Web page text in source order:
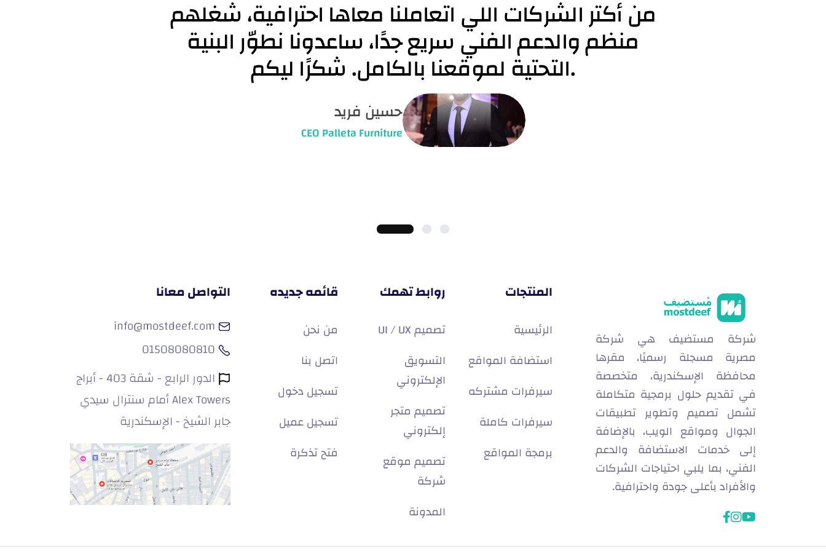
محمد سعيد شريف
شركة مستضيف هي شركة
مصرية مسجلة رسميًا، مقرها
محافظة الإسكندرية، متخصصة
في تقديم حلول برمجية متكاملة
تشمل تصميم وتطوير تطبيقات
الجوال ومواقع الويب، بالإضافة
إلى خدمات الاستضافة والدعم
الفني، بما يلبي احتياجات الشركات
والأفراد بأعلى جودة واحترافية.
instagram
youtube
المنتجات
الرئيسية
استضافة المواقع
سيرفرات مشتركه
سيرفرات كاملة
برمجة المواقع
روابط تهمك
تصميم UI / UX
التسويق
الإلكتروني
تصميم متجر
إلكتروني
تصميم موقع
شركة
المدونة
قائمه جديده
من نحن
اتصل بنا
تسجيل دخول
تسجيل عميل
فتح تذكرة
التواصل معانا
الدور الرابع - شقة 403 - أبراج
Alex Towers أمام سنترال سيدي
جابر الشيخ - الإسكندرية